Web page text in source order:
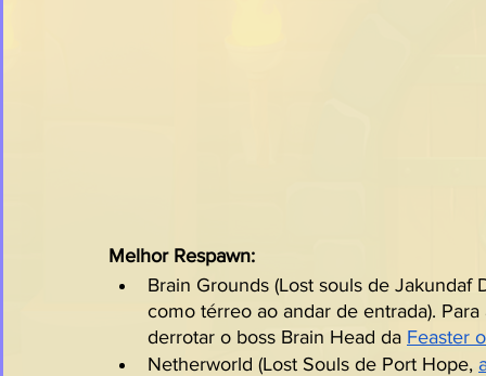
Melhor Respawn:
Brain Grounds (Lost souls de Jakundaf
como térreo ao andar de entrada).
derrotar o boss Brain Head da Feaster
Netherworld (Lost Souls de Port Hope,